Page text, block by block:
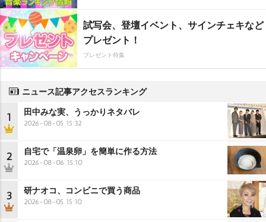
試写会、登壇イベント、サインチェキなど
プレゼント！
プレゼント特集
ニュース記事アクセスランキング
1 田中みな実、うっかりネタバレ
2026-08-05 15:32
2 自宅で「温泉卵」を簡単に作る方法
2026-08-06 15:10
3 研ナオコ、コンビニで買う商品
2026-08-05 15:10